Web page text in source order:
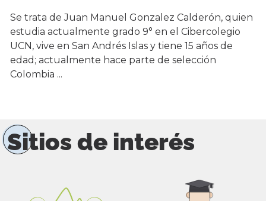
Se trata de Juan Manuel Gonzalez Calderón, quien
estudia actualmente grado 9° en el Cibercolegio
UCN, vive en San Andrés Islas y tiene 15 años de
edad; actualmente hace parte de selección
Colombia ...
Sitios de interés